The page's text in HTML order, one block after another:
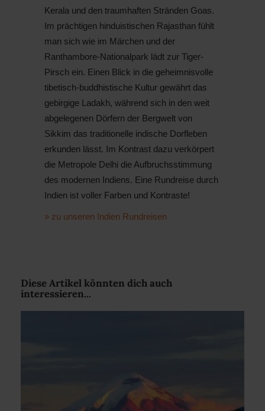
Kerala und den traumhaften Stränden Goas.
Im prächtigen hinduistischen Rajasthan fühlt
man sich wie im Märchen und der
Ranthambore-Nationalpark lädt zur Tiger-
Pirsch ein. Einen Blick in die geheimnisvolle
tibetisch-buddhistische Kultur gewährt das
gebirgige Ladakh, während sich in den weit
abgelegenen Dörfern der Bergwelt von
Sikkim das traditionelle indische Dorfleben
erkunden lässt. Im Kontrast dazu verkörpert
die Metropole Delhi die Aufbruchsstimmung
des modernen Indiens. Eine Rundreise durch
Indien ist voller Farben und Kontraste!
» zu unseren Indien Rundreisen
Diese Artikel könnten dich auch
interessieren...